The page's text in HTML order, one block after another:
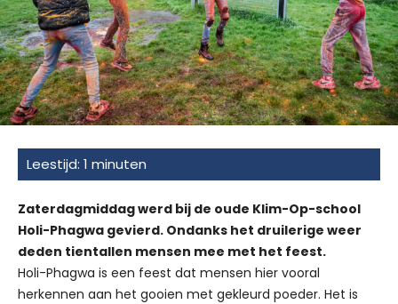
Zaterdagmiddag werd bij de oude Klim-Op-school
Holi-Phagwa gevierd. Ondanks het druilerige weer
deden tientallen mensen mee met het feest.
Holi-Phagwa is een feest dat mensen hier vooral
herkennen aan het gooien met gekleurd poeder. Het is